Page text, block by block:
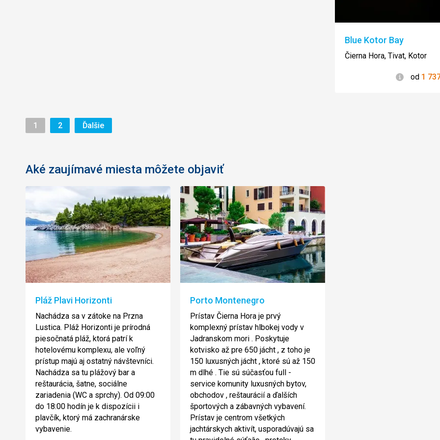
Blue Kotor Bay
Čierna Hora, Tivat, Kotor
Informácie
od 1
Stránka
1 Stránka
2 ĎalšieStránka
Aké zaujímavé miesta môžete objaviť
Pláž Plavi Horizonti
Nachádza sa v zátoke na Przna
Lustica. Pláž Horizonti je prírodná
piesočnatá pláž, ktorá patrí k
hotelovému komplexu, ale voľný
prístup majú aj ostatný návštevníci.
Nachádza sa tu plážový bar a
reštaurácia, šatne, sociálne
zariadenia (WC a sprchy). Od 09:00
do 18:00 hodín je k dispozícii i
plavčík, ktorý má zachranárske
vybavenie.
Porto Montenegro
Prístav Čierna Hora je prvý
komplexný prístav hlbokej vody v
Jadranskom mori . Poskytuje
kotvisko až pre 650 jácht , z toho je
150 luxusných jácht , ktoré sú až 150
m dlhé . Tie sú súčasťou full -
service komunity luxusných bytov,
obchodov , reštaurácií a ďalších
športových a zábavných vybavení.
Prístav je centrom všetkých
jachtárskych aktivít, usporadúvajú sa